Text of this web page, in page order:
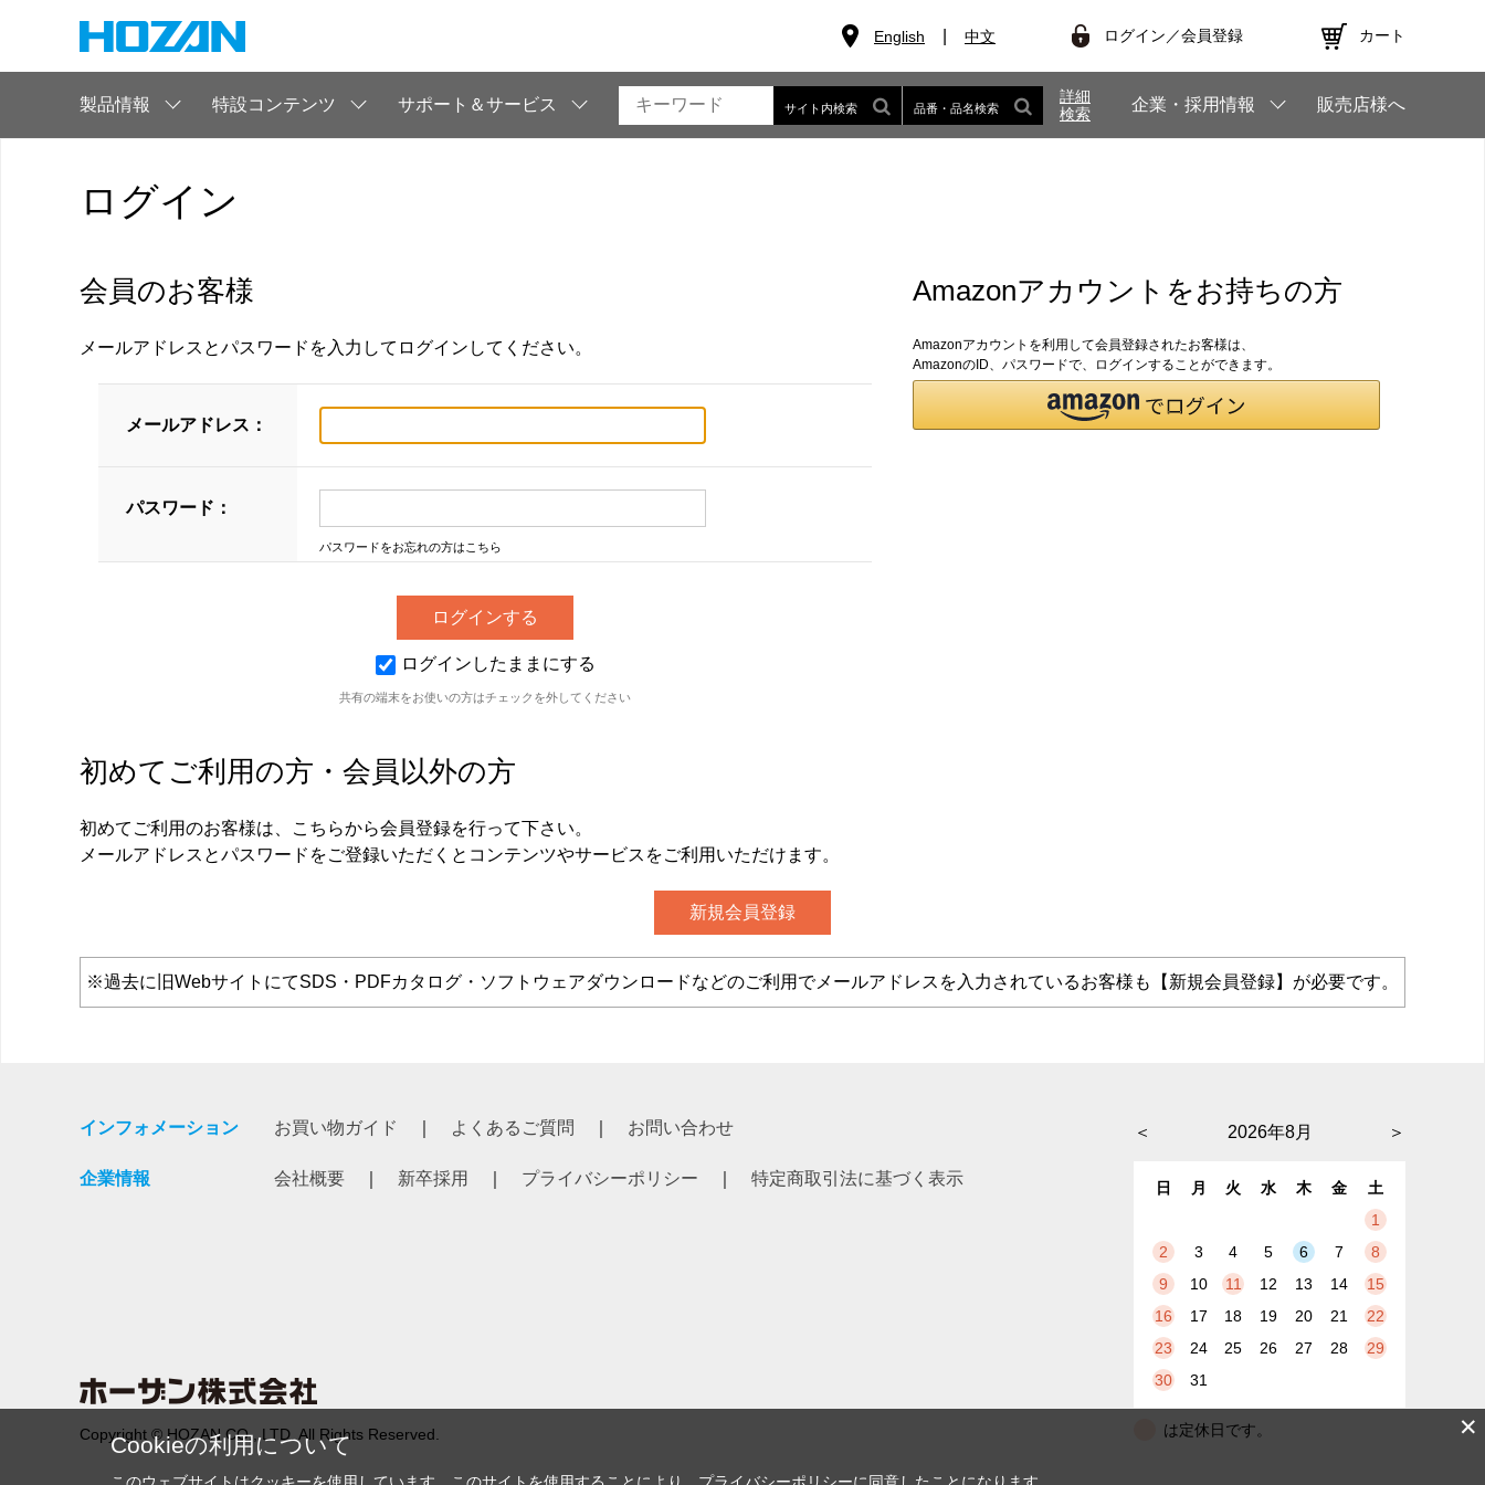
English 中文 ログイン／会員登録 カート
製品情報 特設コンテンツ サポート＆サービス サイト内検索 品番・品名検索
詳細
検索
企業・採用情報 販売店様へ
ログイン
会員のお客様
メールアドレスとパスワードを入力してログインしてください。
メールアドレス：
パスワード：
パスワードをお忘れの方はこちら
ログインしたままにする
共有の端末をお使いの方はチェックを外してください
Amazonアカウントをお持ちの方
Amazonアカウントを利用して会員登録されたお客様は、
AmazonのID、パスワードで、ログインすることができます。
初めてご利用の方・会員以外の方
初めてご利用のお客様は、こちらから会員登録を行って下さい。
メールアドレスとパスワードをご登録いただくとコンテンツやサービスをご利用いただけます。
※過去に旧WebサイトにてSDS・PDFカタログ・ソフトウェアダウンロードなどのご利用でメールアドレスを入力されているお客様も【新規会員登録】が必要です。
インフォメーション お買い物ガイド よくあるご質問 お問い合わせ
企業情報 会社概要 新卒採用 プライバシーポリシー 特定商取引法に基づく表示
Copyright © HOZAN CO., LTD. All Rights Reserved.
＜ ＞
2026年8月
日 月 火 水 木 金
土
1
2
3 4 5 6 7
8
9
10 11 12 13 14
15
16
17 18 19 20 21
22
23
24 25 26 27 28
29
30
31
は定休日です。 ✕
Cookieの利用について